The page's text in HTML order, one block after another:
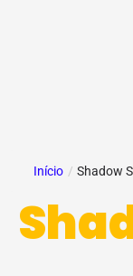
Início / Shadow